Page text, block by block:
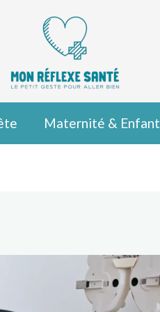
Maternité & Enfant